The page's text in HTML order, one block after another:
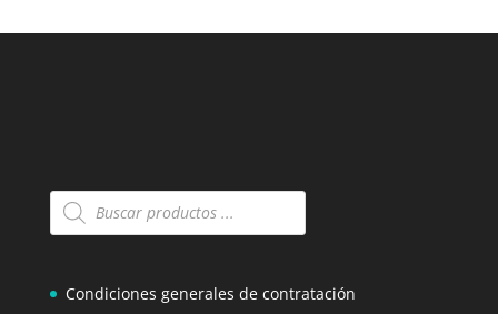
Búsqueda
Condiciones generales de contratación